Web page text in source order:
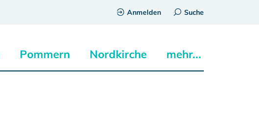
Anmelden Suche
Pommern Nordkirche mehr...